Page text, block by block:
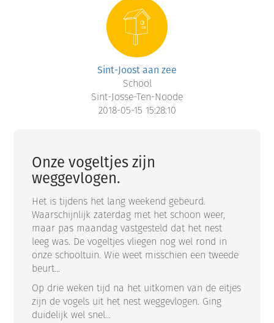
Sint-Joost aan zee
School
Sint-Josse-Ten-Noode
2018-05-15 15:28:10
Onze vogeltjes zijn
weggevlogen.
Het is tijdens het lang weekend gebeurd.
Waarschijnlijk zaterdag met het schoon weer,
maar pas maandag vastgesteld dat het nest
leeg was. De vogeltjes vliegen nog wel rond in
onze schooltuin. Wie weet misschien een tweede
beurt...
Op drie weken tijd na het uitkomen van de eitjes
zijn de vogels uit het nest weggevlogen. Ging
duidelijk wel snel...